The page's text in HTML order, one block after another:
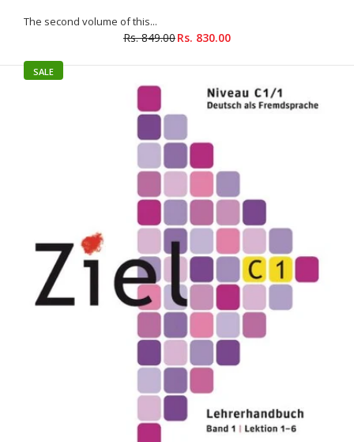
Beste Freunde A1/2 Lehrerhandbuch
Rs. 2,275.00Rs. 2,249.00
Product Details Author : Aliki Ernestine Olympia Balser Binding
: Paperback ISBN-10 : 3196210510 ISBN-13 : 9783196210514
The second volume of this...
Rs. 849.00Rs. 830.00
SALE